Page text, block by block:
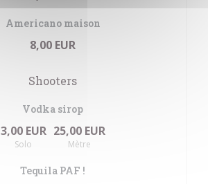
Americano maison
8,00 EUR
Shooters
Vodka sirop
3,00 EUR
Solo
25,00 EUR
Mètre
Tequila PAF !